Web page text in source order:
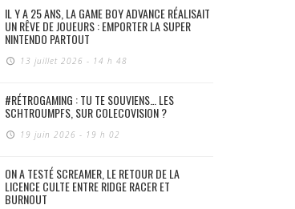
IL Y A 25 ANS, LA GAME BOY ADVANCE RÉALISAIT
UN RÊVE DE JOUEURS : EMPORTER LA SUPER
NINTENDO PARTOUT
13 juillet 2026 - 14 h 48
#RÉTROGAMING : TU TE SOUVIENS… LES
SCHTROUMPFS, SUR COLECOVISION ?
19 juin 2026 - 19 h 02
ON A TESTÉ SCREAMER, LE RETOUR DE LA
LICENCE CULTE ENTRE RIDGE RACER ET
BURNOUT